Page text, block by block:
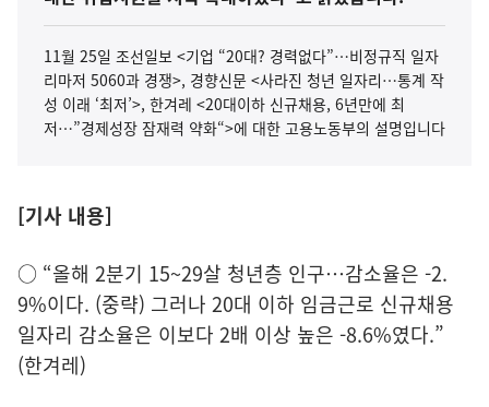
11월 25일 조선일보 <기업 “20대? 경력없다”…비정규직 일자
리마저 5060과 경쟁>, 경향신문 <사라진 청년 일자리…통계 작
성 이래 ‘최저’>, 한겨레 <20대이하 신규채용, 6년만에 최
저…”경제성장 잠재력 약화“>에 대한 고용노동부의 설명입니다
[기사 내용]
○ “올해 2분기 15~29살 청년층 인구…감소율은 -2.
9%이다. (중략) 그러나 20대 이하 임금근로 신규채용
일자리 감소율은 이보다 2배 이상 높은 -8.6%였다.”
(한겨레)